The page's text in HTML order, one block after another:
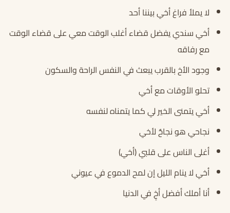
لا يملأ فراغ أخي بيننا أحد
أخي سندي يفضل قضاء أغلب الوقت معي على قضاء الوقت
مع رفاقه
وجود الأخ بالقرب يبعث في النفس الراحة والسكون
تحلو الأوقات مع أخي
أخي يتمنى الخير لي كما يتمناه لنفسه
نجاحي هو نجاحٌ لأخي
أغلى الناس على قلبي (أخي)
أخي لا ينام الليل إن لمح الدموع في عيوني
أنا أملك أفضل أخٍ في الدنيا